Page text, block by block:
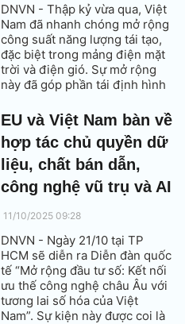
DNVN - Thập kỷ vừa qua, Việt
Nam đã nhanh chóng mở rộng
công suất năng lượng tái tạo,
đặc biệt trong mảng điện mặt
trời và điện gió. Sự mở rộng
này đã góp phần tái định hình
nước và đưa Việt Nam trở
thành một điểm sáng về phát
triển năng lượng sạch trong
khu vực.
EU và Việt Nam bàn về
hợp tác chủ quyền dữ
liệu, chất bán dẫn,
công nghệ vũ trụ và AI
11/10/2025 09:28
DNVN - Ngày 21/10 tại TP
HCM sẽ diễn ra Diễn đàn quốc
tế “Mở rộng đầu tư số: Kết nối
ưu thế công nghệ châu Âu với
tương lai số hóa của Việt
Nam”. Sự kiện này được coi là